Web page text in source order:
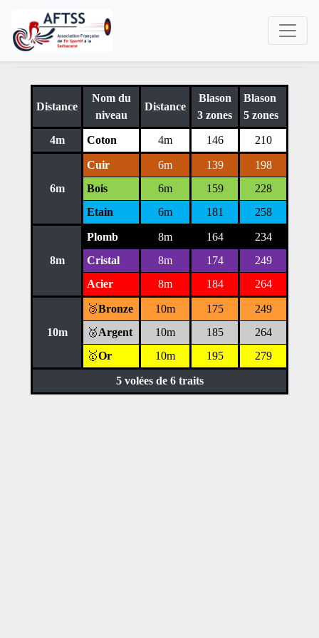
Distance
Nom du
niveau
Distance
Blason
3 zones
Blason
5 zones
4m Coton 4m 146 210
6m
Cuir 6m 139
198
Bois
6m 159
228
Etain
6m 181 258
8m
Plomb 8m 164
234
Cristal
8m 174
249
Acier
8m 184 264
10m
🥉Bronze 10m 175
249
🥈Argent 10m 185
264
🥇Or 10m 195 279
5 volées de 6 traits